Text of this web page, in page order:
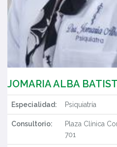
JOMARIA ALBA
Especialidad: Psiquiatría
Consultorio:
Plaza Clínica
701